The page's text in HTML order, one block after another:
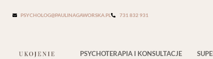
PSYCHOLOG@PAULINAGAWORSKA.PL 731 832 931
PSYCHOTERAPIA I KONSULTACJE
Tag:syndrom oszusta